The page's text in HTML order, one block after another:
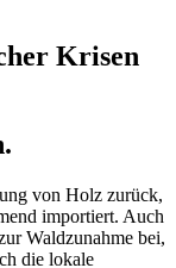
Krisen
von Holz zurück,
importiert. Auch
Waldzunahme bei,
die lokale